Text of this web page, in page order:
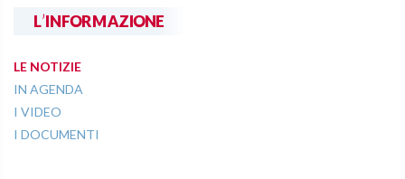
L'INFORMAZIONE
LE NOTIZIE
IN AGENDA
I VIDEO
I DOCUMENTI